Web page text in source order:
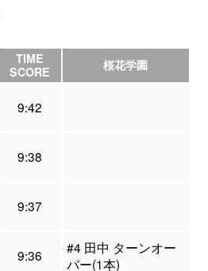
TIME
SCORE
桜花学園
9:42
9:38
9:37
9:36
#4 田中 ターンオー
バー(1本)